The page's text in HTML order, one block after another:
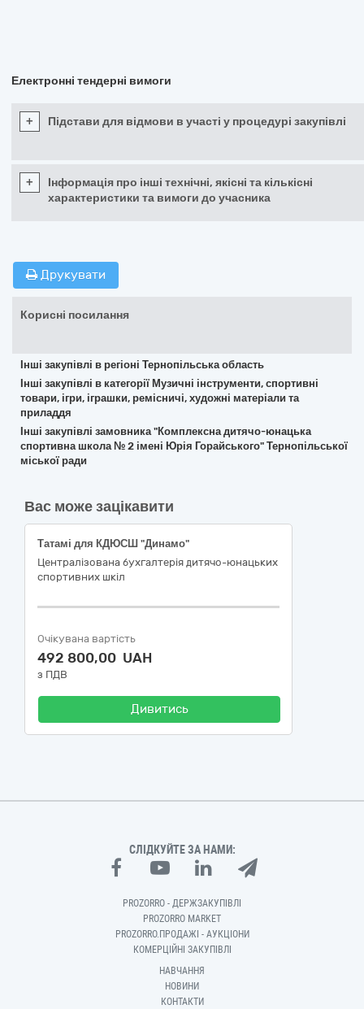
Електронні тендерні вимоги
+ Підстави для відмови в участі у процедурі закупівлі
+
Інформація про інші технічні, якісні та кількісні
характеристики та вимоги до учасника
Друкувати
Корисні посилання
Інші закупівлі в регіоні Тернопільська область
Інші закупівлі в категорії Музичні інструменти, спортивні
товари, ігри, іграшки, ремісничі, художні матеріали та
приладдя
Інші закупівлі замовника "Комплексна дитячо-юнацька
спортивна школа № 2 імені Юрія Горайського" Тернопільської
міської ради
Вас може зацікавити
Татамі для КДЮСШ "Динамо"
Централізована бухгалтерія дитячо-юнацьких
спортивних шкіл
Очікувана вартість
492 800,00 UAH
з ПДВ
Дивитись
СЛІДКУЙТЕ ЗА НАМИ:
PROZORRO - ДЕРЖЗАКУПІВЛІ
PROZORRO MARKET
PROZORRO.ПРОДАЖІ - АУКЦІОНИ
КОМЕРЦІЙНІ ЗАКУПІВЛІ
НАВЧАННЯ
НОВИНИ
КОНТАКТИ